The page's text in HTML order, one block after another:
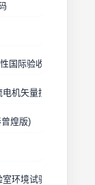
国际验收标准
机矢量控制技术 上
煌版)
环境试验方法